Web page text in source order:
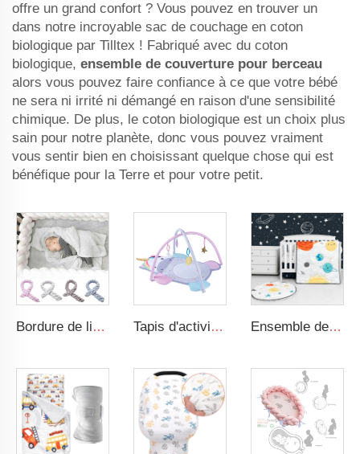
offre un grand confort ? Vous pouvez en trouver un
dans notre incroyable sac de couchage en coton
biologique par Tilltex ! Fabriqué avec du coton
biologique, ensemble de couverture pour berceau
alors vous pouvez faire confiance à ce que votre bébé
ne sera ni irrité ni démangé en raison d'une sensibilité
chimique. De plus, le coton biologique est un choix plus
sain pour notre planète, donc vous pouvez vraiment
vous sentir bien en choisissant quelque chose qui est
bénéfique pour la Terre et pour votre petit.
Bordure de lit tressée pour bébé, nouée, moelleuse, adaptée aux tout-petits, nid de sommeil pour bébé, bordure de lit tressée pour nouveau-né Tapis d'activité pour le temps de ventre avec jouets sensoriels suspendus, conception animale, gymnase de jeu pour bébé Ensemble de literie pour bébé garçon espace cartoon 3 pièces Ensemble de literie pour bébé et chambre de nursery